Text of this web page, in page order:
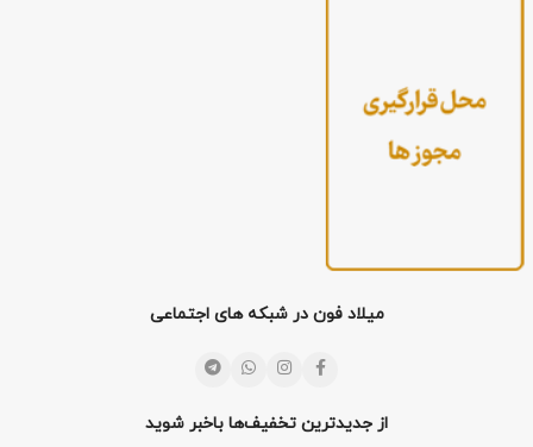
میلاد فون در شبکه های اجتماعی
از جدیدترین تخفیف‌ها باخبر شوید